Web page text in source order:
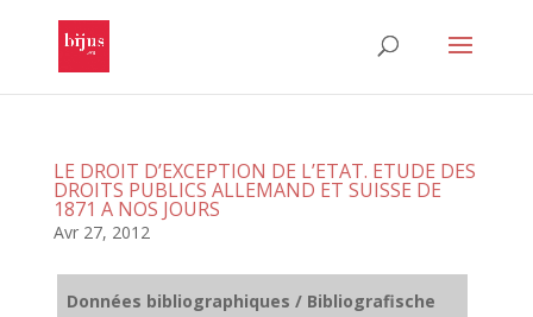
LE DROIT D’EXCEPTION DE L’ETAT. ETUDE DES
DROITS PUBLICS ALLEMAND ET SUISSE DE
1871 A NOS JOURS
Avr 27, 2012
Données bibliographiques / Bibliografische